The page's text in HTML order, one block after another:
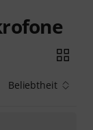
Beliebtheit